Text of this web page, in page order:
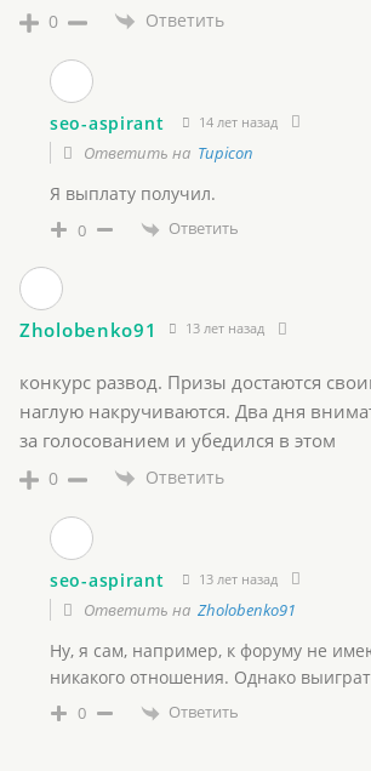
0 Ответить
seo-aspirant 14 лет назад
Ответить на Tupicon
Я выплату получил.
0 Ответить
Zholobenko91 13 лет назад
конкурс развод. Призы достаются
наглую накручиваются. Два дня
за голосованием и убедился в этом
0 Ответить
seo-aspirant 13 лет назад
Ответить на Zholobenko91
Ну, я сам, например, к форуму не
никакого отношения. Однако
0 Ответить